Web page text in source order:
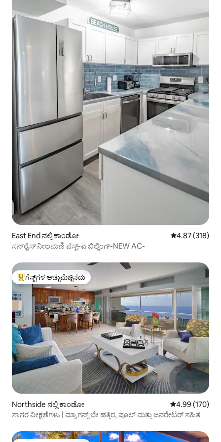
East End ನಲ್ಲಿ ಕಾಂಡೋ 5 ರಲ್ಲಿ 4.87
4.87 (318)
ಸನ್‌ರೈಸ್ ನೀಲಮಣಿ ವೆಸ್ಟ್-ಎ ಬಿಲ್ಡಿಂಗ್-NEW AC-
ಗೆಸ್ಟ್‌ಗಳಿಗೆ ಅತಿ ಹೆಚ್ಚು ಅಚ್ಚುಮೆಚ್ಚಿನದು
ಗೆಸ್ಟ್‌ಗಳ ಅಚ್ಚುಮೆಚ್ಚಿನದು
Northside ನಲ್ಲಿ ಕಾಂಡೋ 5 ರಲ್ಲಿ 4.99
4.99 (170)
ಸಾಗರ ವೀಕ್ಷಣೆಗಳು | ಮ್ಯಾಗನ್ಸ್ ಬೇ ಹತ್ತಿರ, ಪೂಲ್ ಮತ್ತು ಜನರೇಟರ್ ಸಹಿತ